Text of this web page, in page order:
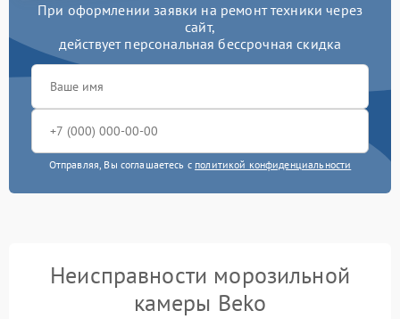
При оформлении заявки на ремонт техники через
сайт,
действует персональная бессрочная скидка
Отправляя, Вы соглашаетесь с политикой конфиденциальности
Неисправности морозильной
камеры Beko